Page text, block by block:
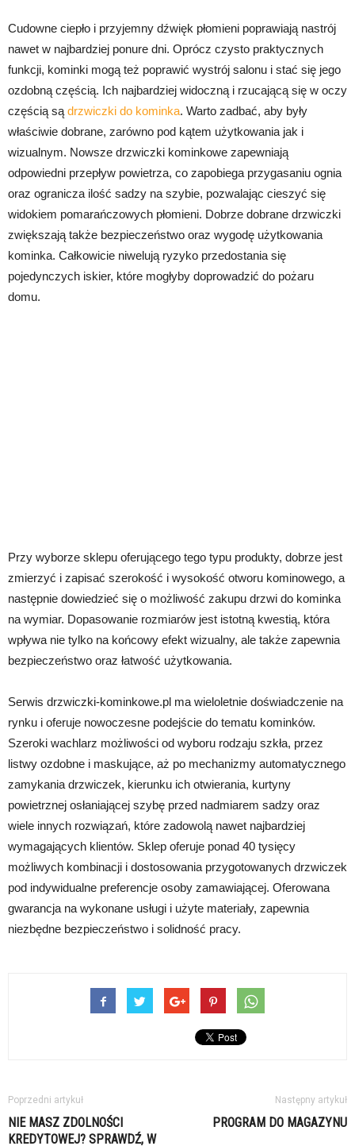
Cudowne ciepło i przyjemny dźwięk płomieni poprawiają nastrój
nawet w najbardziej ponure dni. Oprócz czysto praktycznych
funkcji, kominki mogą też poprawić wystrój salonu i stać się jego
ozdobną częścią. Ich najbardziej widoczną i rzucającą się w oczy
częścią są drzwiczki do kominka. Warto zadbać, aby były
właściwie dobrane, zarówno pod kątem użytkowania jak i
wizualnym. Nowsze drzwiczki kominkowe zapewniają
odpowiedni przepływ powietrza, co zapobiega przygasaniu ognia
oraz ogranicza ilość sadzy na szybie, pozwalając cieszyć się
widokiem pomarańczowych płomieni. Dobrze dobrane drzwiczki
zwiększają także bezpieczeństwo oraz wygodę użytkowania
kominka. Całkowicie niwelują ryzyko przedostania się
pojedynczych iskier, które mogłyby doprowadzić do pożaru
domu.
Przy wyborze sklepu oferującego tego typu produkty, dobrze jest
zmierzyć i zapisać szerokość i wysokość otworu kominowego, a
następnie dowiedzieć się o możliwość zakupu drzwi do kominka
na wymiar. Dopasowanie rozmiarów jest istotną kwestią, która
wpływa nie tylko na końcowy efekt wizualny, ale także zapewnia
bezpieczeństwo oraz łatwość użytkowania.
Serwis drzwiczki-kominkowe.pl ma wieloletnie doświadczenie na
rynku i oferuje nowoczesne podejście do tematu kominków.
Szeroki wachlarz możliwości od wyboru rodzaju szkła, przez
listwy ozdobne i maskujące, aż po mechanizmy automatycznego
zamykania drzwiczek, kierunku ich otwierania, kurtyny
powietrznej osłaniającej szybę przed nadmiarem sadzy oraz
wiele innych rozwiązań, które zadowolą nawet najbardziej
wymagających klientów. Sklep oferuje ponad 40 tysięcy
możliwych kombinacji i dostosowania przygotowanych drzwiczek
pod indywidualne preferencje osoby zamawiającej. Oferowana
gwarancja na wykonane usługi i użyte materiały, zapewnia
niezbędne bezpieczeństwo i solidność pracy.
Poprzedni artykuł
NIE MASZ ZDOLNOŚCI
KREDYTOWEJ? SPRAWDŹ, W
Następny artykuł
PROGRAM DO MAGAZYNU